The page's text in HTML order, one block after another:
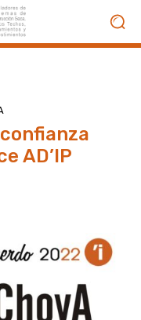
AD’IP